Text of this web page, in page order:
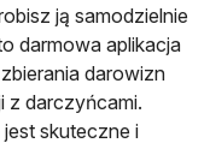
ją samodzielnie
darmowa aplikacja
darowizn
z darczyńcami.
jest skuteczne i